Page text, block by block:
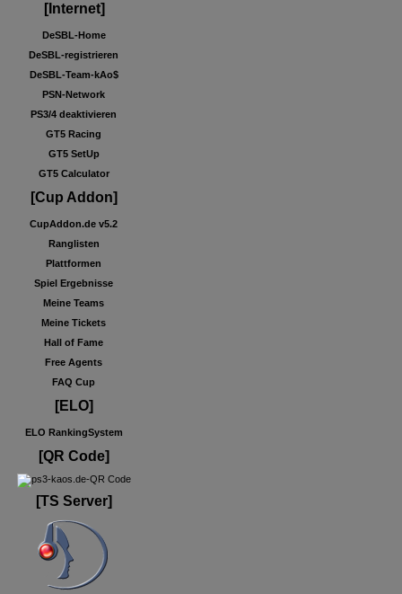
[Internet]
DeSBL-Home
DeSBL-registrieren
DeSBL-Team-kAo$
PSN-Network
PS3/4 deaktivieren
GT5 Racing
GT5 SetUp
GT5 Calculator
[Cup Addon]
CupAddon.de v5.2
Ranglisten
Plattformen
Spiel Ergebnisse
Meine Teams
Meine Tickets
Hall of Fame
Free Agents
FAQ Cup
[ELO]
ELO RankingSystem
[QR Code]
[TS Server]